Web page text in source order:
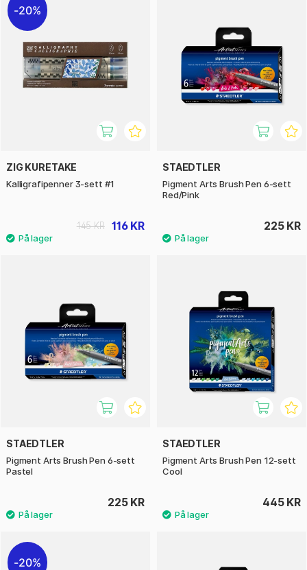
20%
ZIG KURETAKE
Kalligrafipenner 3-sett #1
116 KR
145 KR
STAEDTLER
Pigment Arts Brush Pen 6-sett
Red/Pink
225 KR
STAEDTLER
Pigment Arts Brush Pen 6-sett
Pastel
225 KR
STAEDTLER
Pigment Arts Brush Pen 12-sett
Cool
445 KR
20%